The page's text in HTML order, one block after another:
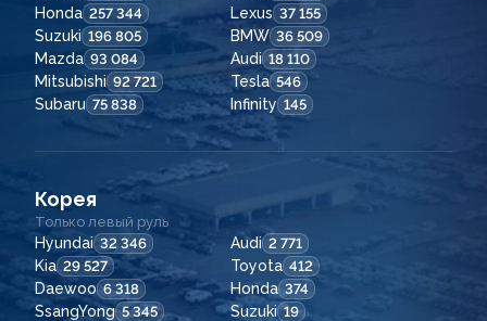
Honda 257 344 Lexus 37 155
Suzuki 196 805 BMW 36 509
Mazda 93 084 Audi 18 110
Mitsubishi 92 721 Tesla 546
Subaru 75 838 Infinity 145
Корея
Только левый руль
Hyundai 32 346 Audi 2 771
Kia 29 527 Toyota 412
Daewoo 6 318 Honda 374
SsangYong 5 345 Suzuki 19